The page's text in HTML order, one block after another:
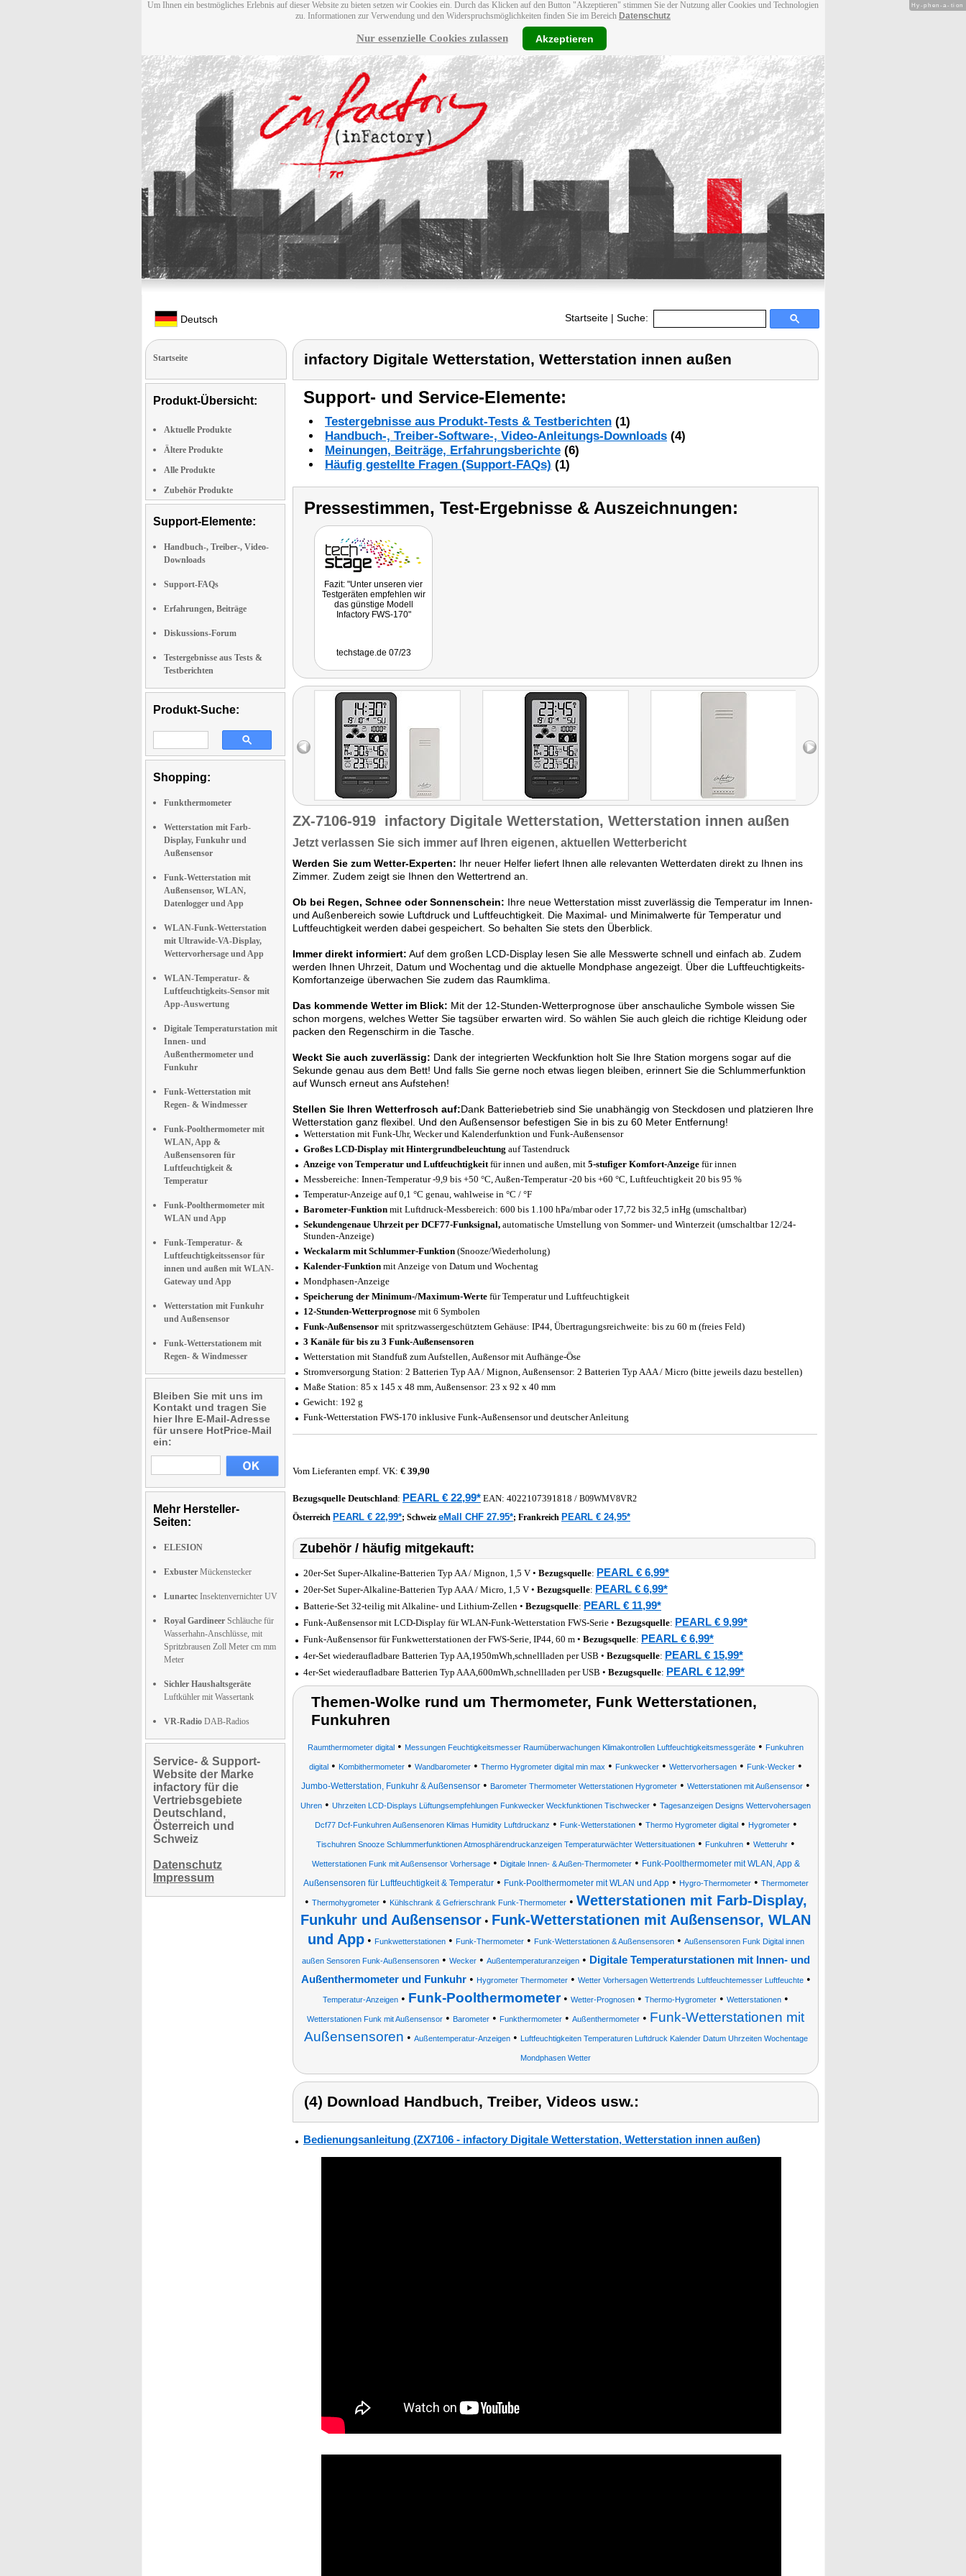
Um Ihnen ein bestmögliches Erlebnis auf dieser Website zu bieten setzen wir Cookies ein. Durch das Klicken auf den Button "Akzeptieren" stimmen Sie der Nutzung aller Cookies und Technologien
zu. Informationen zur Verwendung und den Widerspruchsmöglichkeiten finden Sie im Bereich Datenschutz
Nur essenzielle Cookies zulassen Akzeptieren
Deutsch Startseite | Suche:
Startseite
Produkt-Übersicht:
Aktuelle Produkte
Ältere Produkte
Alle Produkte
Zubehör Produkte
Support-Elemente:
Handbuch-, Treiber-, Video-
Downloads
Support-FAQs
Erfahrungen, Beiträge
Diskussions-Forum
Testergebnisse aus Tests &
Testberichten
Produkt-Suche:
Shopping:
Funkthermometer
Wetterstation mit Farb-
Display, Funkuhr und
Außensensor
Funk-Wetterstation mit
Außensensor, WLAN,
Datenlogger und App
WLAN-Funk-Wetterstation
mit Ultrawide-VA-Display,
Wettervorhersage und App
WLAN-Temperatur- &
Luftfeuchtigkeits-Sensor mit
App-Auswertung
Digitale Temperaturstation mit
Innen- und
Außenthermometer und
Funkuhr
Funk-Wetterstation mit
Regen- & Windmesser
Funk-Poolthermometer mit
WLAN, App &
Außensensoren für
Luftfeuchtigkeit &
Temperatur
Funk-Poolthermometer mit
WLAN und App
Funk-Temperatur- &
Luftfeuchtigkeitssensor für
innen und außen mit WLAN-
Gateway und App
Wetterstation mit Funkuhr
und Außensensor
Funk-Wetterstationem mit
Regen- & Windmesser
Bleiben Sie mit uns im
Kontakt und tragen Sie
hier Ihre E-Mail-Adresse
für unsere HotPrice-Mail
ein:
Mehr Hersteller-
Seiten:
ELESION
Exbuster Mückenstecker
Lunartec Insektenvernichter UV
Royal Gardineer Schläuche für
Wasserhahn-Anschlüsse, mit
Spritzbrausen Zoll Meter cm mm
Meter
Sichler Haushaltsgeräte
Luftkühler mit Wassertank
VR-Radio DAB-Radios
Service- & Support-
Website der Marke
infactory für die
Vertriebsgebiete
Deutschland,
Österreich und
Schweiz
Datenschutz
Impressum
infactory Digitale Wetterstation, Wetterstation innen außen
Support- und Service-Elemente:
Testergebnisse aus Produkt-Tests & Testberichten (1)
Handbuch-, Treiber-Software-, Video-Anleitungs-Downloads (4)
Meinungen, Beiträge, Erfahrungsberichte (6)
Häufig gestellte Fragen (Support-FAQs) (1)
Pressestimmen, Test-Ergebnisse & Auszeichnungen:
Fazit: "Unter unseren vier
Testgeräten empfehlen wir
das günstige Modell
Infactory FWS-170"
techstage.de 07/23
ZX-7106-919 infactory Digitale Wetterstation, Wetterstation innen außen
Jetzt verlassen Sie sich immer auf Ihren eigenen, aktuellen Wetterbericht
Werden Sie zum Wetter-Experten: Ihr neuer Helfer liefert Ihnen alle relevanten Wetterdaten direkt zu Ihnen ins
Zimmer. Zudem zeigt sie Ihnen den Wettertrend an.
Ob bei Regen, Schnee oder Sonnenschein: Ihre neue Wetterstation misst zuverlässig die Temperatur im Innen-
und Außenbereich sowie Luftdruck und Luftfeuchtigkeit. Die Maximal- und Minimalwerte für Temperatur und
Luftfeuchtigkeit werden dabei gespeichert. So behalten Sie stets den Überblick.
Immer direkt informiert: Auf dem großen LCD-Display lesen Sie alle Messwerte schnell und einfach ab. Zudem
werden Ihnen Uhrzeit, Datum und Wochentag und die aktuelle Mondphase angezeigt. Über die Luftfeuchtigkeits-
Komfortanzeige überwachen Sie zudem das Raumklima.
Das kommende Wetter im Blick: Mit der 12-Stunden-Wetterprognose über anschauliche Symbole wissen Sie
schon morgens, welches Wetter Sie tagsüber erwarten wird. So wählen Sie auch gleich die richtige Kleidung oder
packen den Regenschirm in die Tasche.
Weckt Sie auch zuverlässig: Dank der integrierten Weckfunktion holt Sie Ihre Station morgens sogar auf die
Sekunde genau aus dem Bett! Und falls Sie gerne noch etwas liegen bleiben, erinnert Sie die Schlummerfunktion
auf Wunsch erneut ans Aufstehen!
Stellen Sie Ihren Wetterfrosch auf:Dank Batteriebetrieb sind Sie unabhängig von Steckdosen und platzieren Ihre
Wetterstation ganz flexibel. Und den Außensensor befestigen Sie in bis zu 60 Meter Entfernung!
Wetterstation mit Funk-Uhr, Wecker und Kalenderfunktion und Funk-Außensensor
Großes LCD-Display mit Hintergrundbeleuchtung auf Tastendruck
Anzeige von Temperatur und Luftfeuchtigkeitfür innen und außen, mit 5-stufiger Komfort-Anzeige für innen
Messbereiche: Innen-Temperatur -9,9 bis +50 °C, Außen-Temperatur -20 bis +60 °C, Luftfeuchtigkeit 20 bis 95 %
Temperatur-Anzeige auf 0,1 °C genau, wahlweise in °C / °F
Barometer-Funktion mit Luftdruck-Messbereich: 600 bis 1.100 hPa/mbar oder 17,72 bis 32,5 inHg (umschaltbar)
Sekundengenaue Uhrzeit per DCF77-Funksignal, automatische Umstellung von Sommer- und Winterzeit (umschaltbar 12/24-
Stunden-Anzeige)
Weckalarm mit Schlummer-Funktion (Snooze/Wiederholung)
Kalender-Funktion mit Anzeige von Datum und Wochentag
Mondphasen-Anzeige
Speicherung der Minimum-/Maximum-Werte für Temperatur und Luftfeuchtigkeit
12-Stunden-Wetterprognose mit 6 Symbolen
Funk-Außensensor mit spritzwassergeschütztem Gehäuse: IP44, Übertragungsreichweite: bis zu 60 m (freies Feld)
3 Kanäle für bis zu 3 Funk-Außensensoren
Wetterstation mit Standfuß zum Aufstellen, Außensor mit Aufhänge-Öse
Stromversorgung Station: 2 Batterien Typ AA / Mignon, Außensensor: 2 Batterien Typ AAA / Micro (bitte jeweils dazu bestellen)
Maße Station: 85 x 145 x 48 mm, Außensensor: 23 x 92 x 40 mm
Gewicht: 192 g
Funk-Wetterstation FWS-170 inklusive Funk-Außensensor und deutscher Anleitung
Vom Lieferanten empf. VK: € 39,90
Bezugsquelle Deutschland: PEARL € 22,99* EAN: 4022107391818 / B09WMV8VR2
Österreich PEARL € 22,99*; Schweiz eMall CHF 27.95*; Frankreich PEARL € 24,95*
Zubehör / häufig mitgekauft:
20er-Set Super-Alkaline-Batterien Typ AA / Mignon, 1,5 V • Bezugsquelle: PEARL € 6,99*
20er-Set Super-Alkaline-Batterien Typ AAA / Micro, 1,5 V • Bezugsquelle: PEARL € 6,99*
Batterie-Set 32-teilig mit Alkaline- und Lithium-Zellen • Bezugsquelle: PEARL € 11,99*
Funk-Außensensor mit LCD-Display für WLAN-Funk-Wetterstation FWS-Serie • Bezugsquelle: PEARL € 9,99*
Funk-Außensensor für Funkwetterstationen der FWS-Serie, IP44, 60 m • Bezugsquelle: PEARL € 6,99*
4er-Set wiederaufladbare Batterien Typ AA,1950mWh,schnellladen per USB • Bezugsquelle: PEARL € 15,99*
4er-Set wiederaufladbare Batterien Typ AAA,600mWh,schnellladen per USB • Bezugsquelle: PEARL € 12,99*
Themen-Wolke rund um Thermometer, Funk Wetterstationen,
Funkuhren
Raumthermometer digital • Messungen Feuchtigkeitsmesser Raumüberwachungen Klimakontrollen Luftfeuchtigkeitsmessgeräte • Funkuhren
digital • Kombithermometer • Wandbarometer • Thermo Hygrometer digital min max • Funkwecker • Wettervorhersagen • Funk-Wecker •
Jumbo-Wetterstation, Funkuhr & Außensensor • Barometer Thermometer Wetterstationen Hygrometer • Wetterstationen mit Außensensor •
Uhren • Uhrzeiten LCD-Displays Lüftungsempfehlungen Funkwecker Weckfunktionen Tischwecker • Tagesanzeigen Designs Wettervohersagen
Dcf77 Dcf-Funkuhren Außensenoren Klimas Humidity Luftdruckanz • Funk-Wetterstationen• Thermo Hygrometer digital• Hygrometer•
Tischuhren Snooze Schlummerfunktionen Atmosphärendruckanzeigen Temperaturwächter Wettersituationen • Funkuhren • Wetteruhr •
Wetterstationen Funk mit Außensensor Vorhersage• Digitale Innen- & Außen-Thermometer• Funk-Poolthermometer mit WLAN, App &
Außensensoren für Luftfeuchtigkeit & Temperatur• Funk-Poolthermometer mit WLAN und App• Hygro-Thermometer• Thermometer
• Thermohygrometer• Kühlschrank & Gefrierschrank Funk-Thermometer• Wetterstationen mit Farb-Display,
Funkuhr und Außensensor • Funk-Wetterstationen mit Außensensor, WLAN
und App• Funkwetterstationen• Funk-Thermometer• Funk-Wetterstationen & Außensensoren• Außensensoren Funk Digital innen
außen Sensoren Funk-Außensensoren• Wecker• Außentemperaturanzeigen• Digitale Temperaturstationen mit Innen- und
Außenthermometer und Funkuhr• Hygrometer Thermometer• Wetter Vorhersagen Wettertrends Luftfeuchtemesser Luftfeuchte•
Temperatur-Anzeigen • Funk-Poolthermometer• Wetter-Prognosen • Thermo-Hygrometer • Wetterstationen •
Wetterstationen Funk mit Außensensor • Barometer • Funkthermometer • Außenthermometer • Funk-Wetterstationen mit
Außensensoren • Außentemperatur-Anzeigen• Luftfeuchtigkeiten Temperaturen Luftdruck Kalender Datum Uhrzeiten Wochentage
Mondphasen Wetter
(4) Download Handbuch, Treiber, Videos usw.:
Bedienungsanleitung (ZX7106 - infactory Digitale Wetterstation, Wetterstation innen außen)
Hy-phen-a-tion